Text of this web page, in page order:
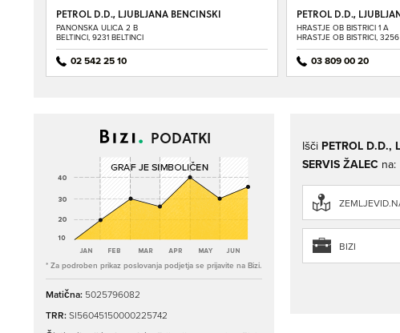
PETROL D.D., LJUBLJANA BENCINSKI
SERVIS BELTINCI
PANONSKA ULICA 2 B
BELTINCI, 9231 BELTINCI
02 542 25 10
PETROL D.D.,
SERVIS BISTRICA OB
HRASTJE OB BISTRICI 1 A
HRASTJE OB BISTRICI,
03 809 00 20
PODATKI
* Za podroben prikaz poslovanja podjetja se prijavite na Bizi.
Matična: 5025796082
TRR:SI56045150000225742
Išči PETROL D.D.,
SERVIS ŽALEC na:
BIZI